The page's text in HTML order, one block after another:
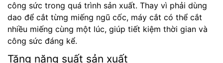
công sức trong quá trình sản xuất. Thay vì phải dùng
dao để cắt từng miếng ngũ cốc, máy cắt có thể cắt
nhiều miếng cùng một lúc, giúp tiết kiệm thời gian và
công sức đáng kể.
Tăng năng suất sản xuất